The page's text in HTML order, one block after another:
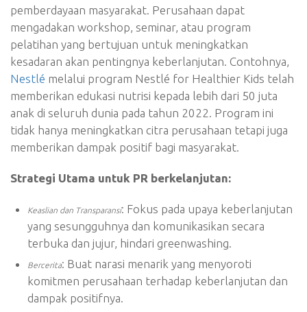
pemberdayaan masyarakat. Perusahaan dapat
mengadakan workshop, seminar, atau program
pelatihan yang bertujuan untuk meningkatkan
kesadaran akan pentingnya keberlanjutan. Contohnya,
Nestlé melalui program Nestlé for Healthier Kids telah
memberikan edukasi nutrisi kepada lebih dari 50 juta
anak di seluruh dunia pada tahun 2022. Program ini
tidak hanya meningkatkan citra perusahaan tetapi juga
memberikan dampak positif bagi masyarakat.
Strategi Utama untuk PR berkelanjutan:
Keaslian dan Transparansi: Fokus pada upaya keberlanjutan
yang sesungguhnya dan komunikasikan secara
terbuka dan jujur, hindari greenwashing.
Bercerita: Buat narasi menarik yang menyoroti
komitmen perusahaan terhadap keberlanjutan dan
dampak positifnya.